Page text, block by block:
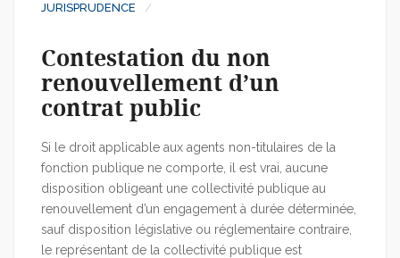
JURISPRUDENCE
Contestation du non
renouvellement d’un
contrat public
Si le droit applicable aux agents non-titulaires de la
fonction publique ne comporte, il est vrai, aucune
disposition obligeant une collectivité publique au
renouvellement d’un engagement à durée déterminée,
sauf disposition législative ou réglementaire contraire,
le représentant de la collectivité publique est